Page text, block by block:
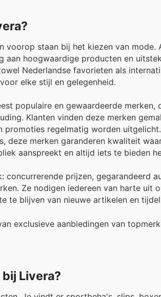
staan bij het kiezen van mode.
hoogwaardige producten en
Nederlandse favorieten als
elke stijl en gelegenheid.
populaire en gewaardeerde merken,
Klanten vinden deze merken
promoties regelmatig worden
merken garanderen kwaliteit
aanspreekt en altijd iets te bieden
concurrerende prijzen, gegarandeerd
Ze nodigen iedereen van harte uit
te blijven van nieuwe artikelen en
exclusieve aanbiedingen van
Livera?